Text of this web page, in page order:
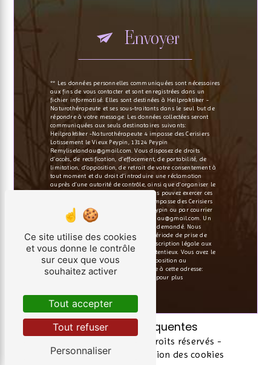
Envoyer
** Les données personnelles communiquées sont nécessaires
aux fins de vous contacter et sont enregistrées dans un
fichier informatisé. Elles sont destinées à Heilpraktiker -
Naturothérapeute et ses sous-traitants dans le seul but de
répondre à votre message. Les données collectées seront
communiquées aux seuls destinataires suivants:
Heilpraktiker -Naturothérapeute 4 impasse des Cerisiers
Lotissement le Vieux Peypin, 13124 Peypin
Remyliselandau@gmail.com. Vous disposez de droits
d’accès, de rectification, d’effacement, de portabilité, de
limitation, d’opposition, de retrait de votre consentement à
tout moment et du droit d’introduire une réclamation
auprès d’une autorité de contrôle, ainsi que d’organiser le
sort de vos données post-mortem. Vous pouvez exercer ces
droits par voie postale à l'adresse 4 impasse des Cerisiers
Lotissement le Vieux Peypin, 13124 Peypin ou par courrier
électronique à l'adresse Remyliselandau@gmail.com. Un
justificatif d'identité pourra vous être demandé. Nous
conservons vos données pendant la période de prise de
contact puis pendant la durée de prescription légale aux
fins probatoires et de gestion des contentieux. Vous avez le
droit de vous inscrire sur la liste d'opposition au
démarchage téléphonique, disponible à cette adresse:
Bloctel.gouv.fr
. Consultez le site cnil.fr pour plus
Recherches fréquentes
- 2026 - Tous droits réservés -
Mentions légales
Gestion des cookies
Ce site utilise des cookies
et vous donne le contrôle
sur ceux que vous
souhaitez activer
Tout accepter
Tout refuser
Personnaliser